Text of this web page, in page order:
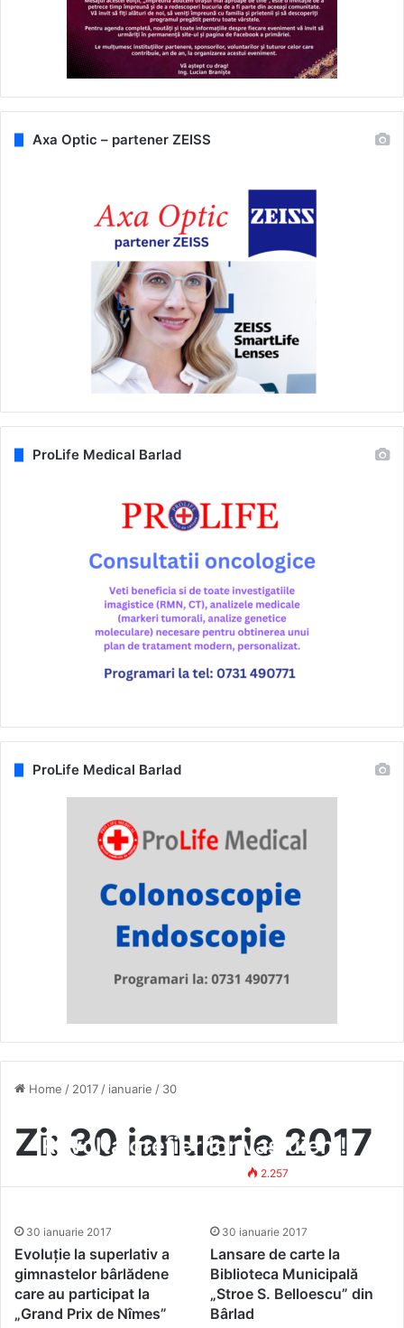
Home / 2017 / ianuarie / 30
Zi: 30 ianuarie 2017
Revolta grefierilor vasluieni!
2.257
30 ianuarie 2017
Evoluție la superlativ a
gimnastelor bârlădene
care au participat la
„Grand Prix de Nîmes”
30 ianuarie 2017
Lansare de carte la
Biblioteca Municipală
„Stroe S. Belloescu” din
Bârlad
Axa Optic – partener ZEISS
ProLife Medical Barlad
ProLife Medical Barlad